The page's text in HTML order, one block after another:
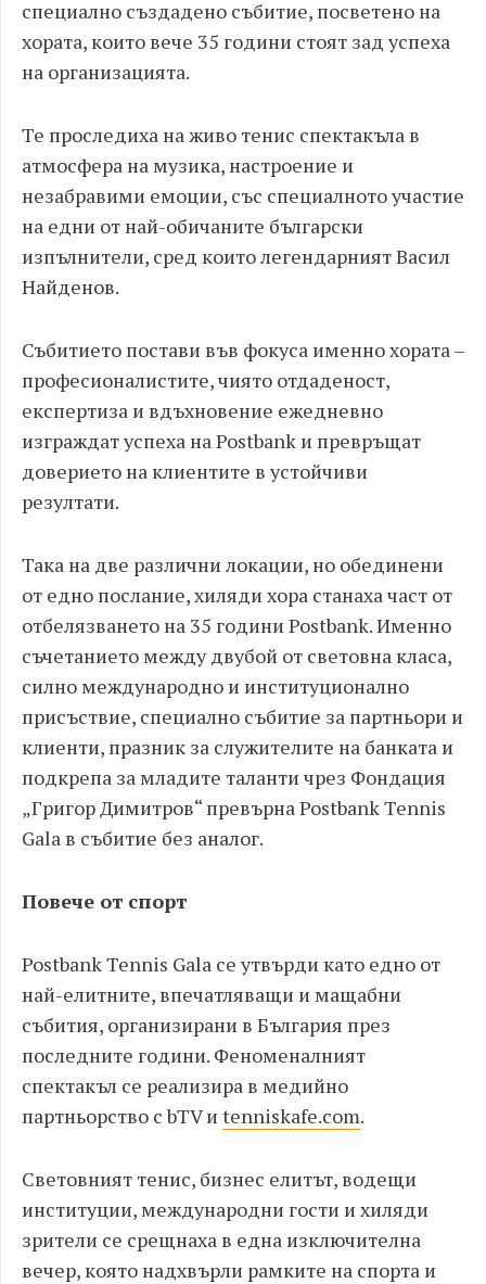
специално създадено събитие, посветено на
хората, които вече 35 години стоят зад успеха
на организацията.
Те проследиха на живо тенис спектакъла в
атмосфера на музика, настроение и
незабравими емоции, със специалното участие
на едни от най-обичаните български
изпълнители, сред които легендарният Васил
Найденов.
Събитието постави във фокуса именно хората –
професионалистите, чиято отдаденост,
експертиза и вдъхновение ежедневно
изграждат успеха на Postbank и превръщат
доверието на клиентите в устойчиви
резултати.
Така на две различни локации, но обединени
от едно послание, хиляди хора станаха част от
отбелязването на 35 години Postbank. Именно
съчетанието между двубой от световна класа,
силно международно и институционално
присъствие, специално събитие за партньори и
клиенти, празник за служителите на банката и
подкрепа за младите таланти чрез Фондация
„Григор Димитров“ превърна Postbank Tennis
Gala в събитие без аналог.
Повече от спорт
Postbank Tennis Gala се утвърди като едно от
най-елитните, впечатляващи и мащабни
събития, организирани в България през
последните години. Феноменалният
спектакъл се реализира в медийно
партньорство с bTV и tenniskafe.com.
Световният тенис, бизнес елитът, водещи
институции, международни гости и хиляди
зрители се срещнаха в една изключителна
вечер, която надхвърли рамките на спорта и